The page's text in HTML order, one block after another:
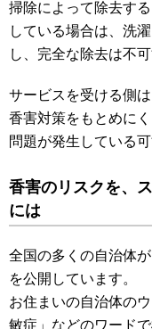
掃除によって除去す
している場合は、洗
し、完全な除去は不可
サービスを受ける側
香害対策をもとめに
問題が発生している
香害のリスクを、
には
全国の多くの自治体
を公開しています。
お住まいの自治体の
敏症」などのワード